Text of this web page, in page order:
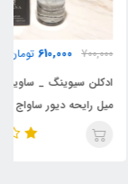
تومان
ادکلن سیوینگ _ ساوینگ روونا 30
ساواج ،